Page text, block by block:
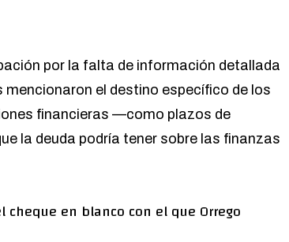
por la falta de información detallada
el destino específico de los
financieras —como plazos de
la deuda podría tener sobre las finanzas
en blanco con el que Orrego